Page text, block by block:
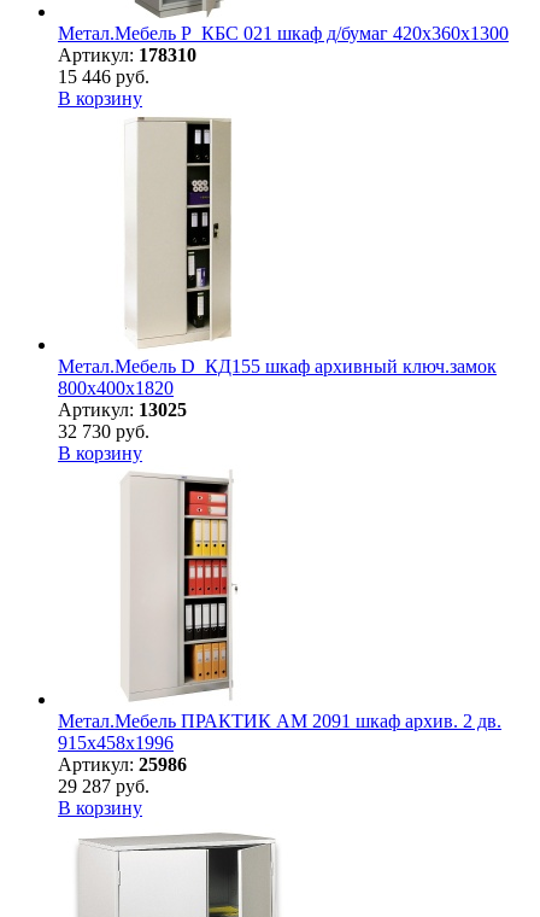
Метал.Мебель P_КБC 021 шкаф д/бумаг 420х360х1300
Артикул: 178310
15 446 руб.
В корзину
Метал.Мебель D_КД155 шкаф архивный ключ.замок
800х400х1820
Артикул: 13025
32 730 руб.
В корзину
Метал.Мебель ПРАКТИК АМ 2091 шкаф архив. 2 дв.
915х458х1996
Артикул: 25986
29 287 руб.
В корзину